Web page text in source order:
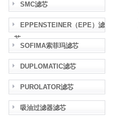
SMC滤芯
EPPENSTEINER（EPE）滤
芯
SOFIMA索菲玛滤芯
DUPLOMATIC滤芯
PUROLATOR滤芯
吸油过滤器滤芯